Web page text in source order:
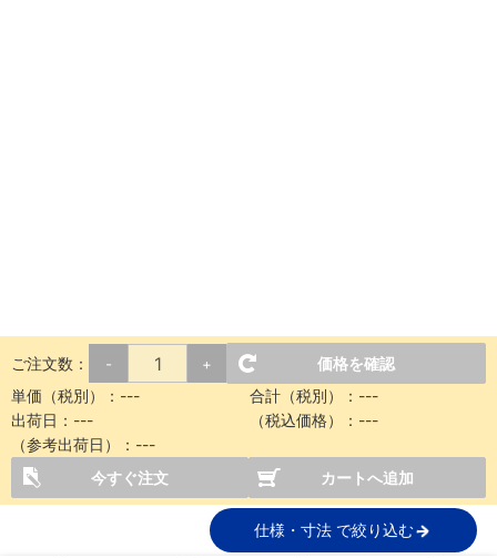
ご注文数： - +
価格を確認
単価（税別）： --- 合計（税別）： ---
出荷日： --- （税込価格）： ---
（参考出荷日）： ---
今すぐ注文
カートへ追加
仕様・寸法 で絞り込む